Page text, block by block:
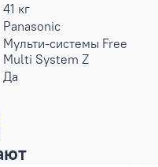
41 кг
Panasonic
Мульти-системы Free
Multi System Z
Да